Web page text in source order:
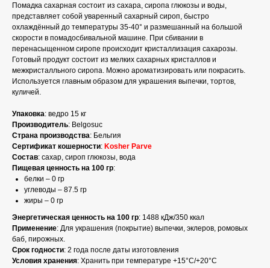
Помадка сахарная состоит из сахара, сиропа глюкозы и воды,
представляет собой уваренный сахарный сироп, быстро
охлаждённый до температуры 35-40° и размешанный на большой
скорости в помадосбивальной машине. При сбивании в
перенасыщенном сиропе происходит кристаллизация сахарозы.
Готовый продукт состоит из мелких сахарных кристаллов и
межкристалльного сиропа. Можно ароматизировать или покрасить.
Используется главным образом для украшения выпечки, тортов,
куличей.
Упаковка: ведро 15 кг
Производитель: Belgosuc
Страна производства: Бельгия
Сертификат кошерности: Kosher Parve
Состав: сахар, сироп глюкозы, вода
Пищевая ценность на 100 гр:
белки – 0 гр
углеводы – 87.5 гр
жиры – 0 гр
Энергетическая ценность на 100 гр: 1488 кДж/350 ккал
Применение: Для украшения (покрытие) выпечки, эклеров, ромовых
баб, пирожных.
Срок годности: 2 года после даты изготовления
Условия хранения: Хранить при температуре +15°С/+20°С